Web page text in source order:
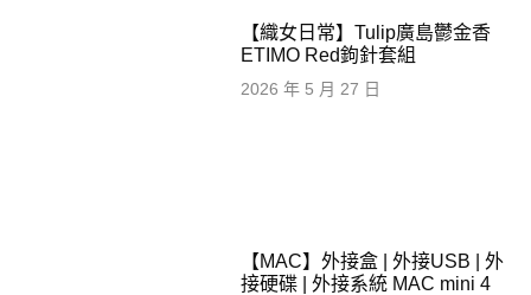
【織女日常】Tulip廣島鬱金香
ETIMO Red鉤針套組
2026 年 5 月 27 日
【MAC】外接盒 | 外接USB | 外
接硬碟 | 外接系統 MAC mini 4